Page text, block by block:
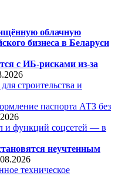
облачную
бизнеса в Беларуси
с ИБ-рисками из-за
строительства и
паспорта АТЗ без
и функций соцсетей — в
неучтенным
техническое